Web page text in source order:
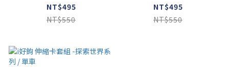
NT$495
NT$550
NT$495
NT$550